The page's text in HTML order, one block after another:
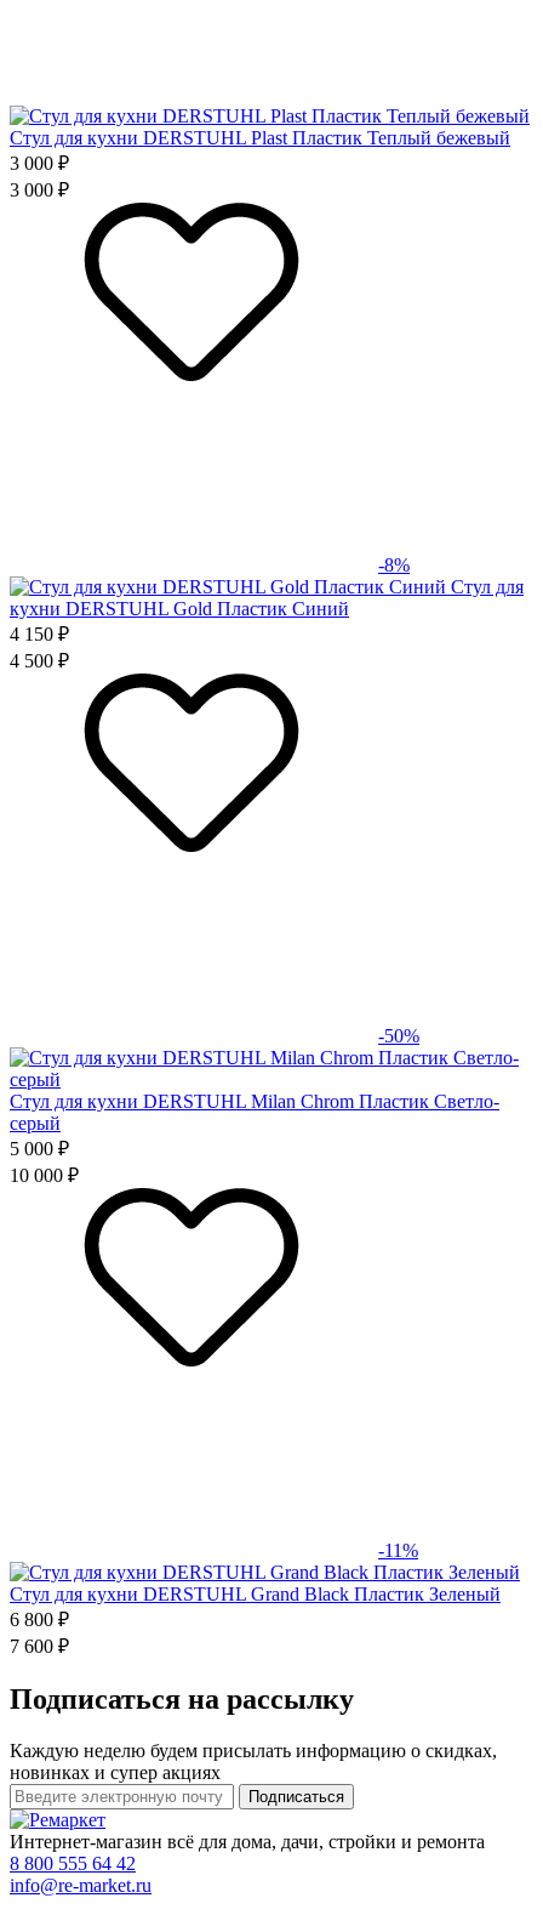
Стул для кухни DERSTUHL Plast Пластик Теплый бежевый
3 000 ₽
3 000 ₽
-8%
Стул для
кухни DERSTUHL Gold Пластик Синий
4 150 ₽
4 500 ₽
-50%
Стул для кухни DERSTUHL Milan Chrom Пластик Светло-
серый
5 000 ₽
10 000 ₽
-11%
Стул для кухни DERSTUHL Grand Black Пластик Зеленый
6 800 ₽
7 600 ₽
Подписаться на рассылку
Каждую неделю будем присылать информацию о скидках,
новинках и супер акциях
Интернет-магазин всё для дома, дачи, стройки и ремонта
8 800 555 64 42
info@re-market.ru